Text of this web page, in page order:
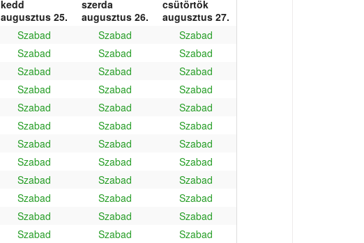
kedd
augusztus 25.
szerda
augusztus 26.
csütörtök
augusztus 27.
Szabad Szabad
Szabad
Szabad Szabad
Szabad
Szabad Szabad
Szabad
Szabad Szabad
Szabad
Szabad Szabad
Szabad
Szabad Szabad
Szabad
Szabad Szabad
Szabad
Szabad Szabad
Szabad
Szabad Szabad
Szabad
Szabad Szabad
Szabad
Szabad Szabad
Szabad
Szabad Szabad
Szabad